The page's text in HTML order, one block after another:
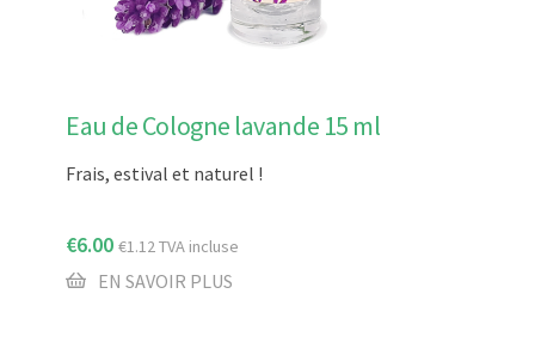
Eau de Cologne lavande 15 ml
Frais, estival et naturel !
€6.00 €1.12TVA incluse
EN SAVOIR PLUS